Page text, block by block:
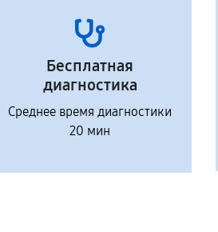
Бесплатная
диагностика
Среднее время диагностики
20 мин